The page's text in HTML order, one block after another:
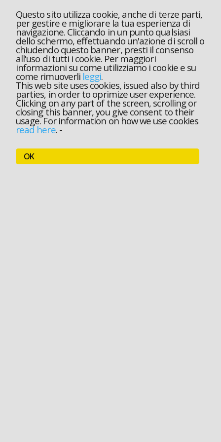
Questo sito utilizza cookie, anche di terze parti,
per gestire e migliorare la tua esperienza di
navigazione. Cliccando in un punto qualsiasi
dello schermo, effettuando un'azione di scroll o
chiudendo questo banner, presti il consenso
all'uso di tutti i cookie. Per maggiori
informazioni su come utilizziamo i cookie e su
come rimuoverli leggi.
This web site uses cookies, issued also by third
parties, in order to oprimize user experience.
Clicking on any part of the screen, scrolling or
closing this banner, you give consent to their
usage. For information on how we use cookies
read here.-
OK